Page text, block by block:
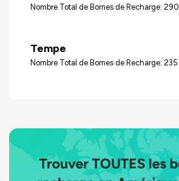
Nombre Total de Bornes de Recharge: 290
Tempe
Nombre Total de Bornes de Recharge: 235